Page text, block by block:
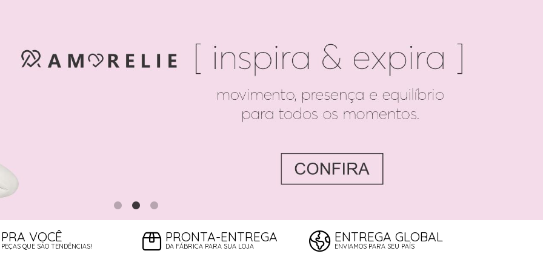
PRA VOCÊ
PEÇAS QUE SÃO TENDÊNCIAS!
PRONTA-ENTREGA
DA FÁBRICA PARA SUA LOJA
ENTREGA GLOBAL
ENVIAMOS PARA SEU PAÍS